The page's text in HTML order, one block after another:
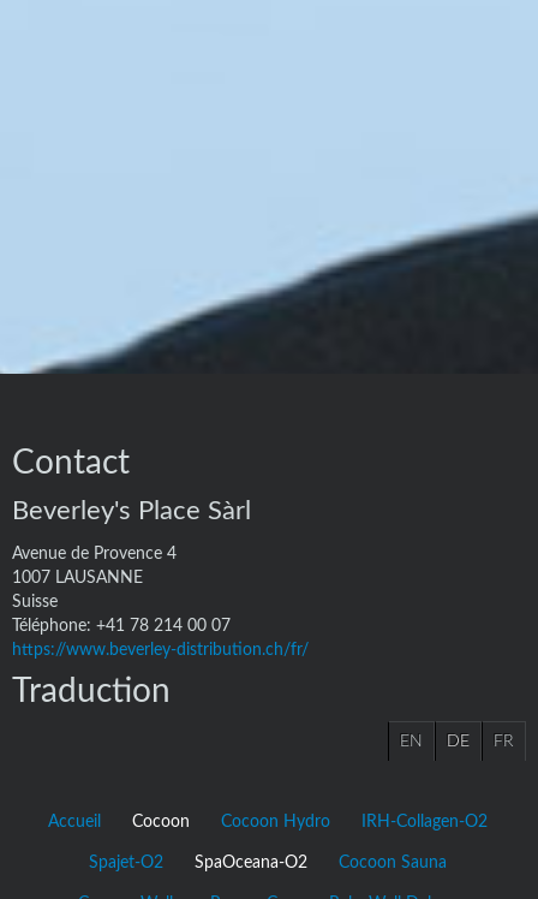
Contact
Beverley's Place Sàrl
Avenue de Provence 4
1007 LAUSANNE
Suisse
Téléphone: +41 78 214 00 07
https://www.beverley-distribution.ch/fr/
Traduction
FR
DE
EN
Accueil Cocoon Cocoon Hydro IRH-Collagen-O2
Spajet-O2 SpaOceana-O2 Cocoon Sauna